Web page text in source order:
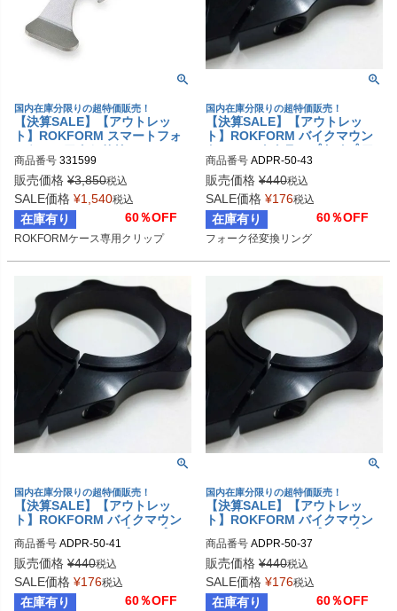
国内在庫分限りの超特価販売！
【決算SALE】【アウトレッ
ト】ROKFORM スマートフォ
ンケースアクセサリー ROKMEI
STER CLIP
商品番号 331599
販売価格 ¥3,850税込
SALE価格 ¥1,540税込
在庫有り 60％OFF
ROKFORMケース専用クリップ
国内在庫分限りの超特価販売！
【決算SALE】【アウトレッ
ト】ROKFORM バイクマウン
ト フォーククランプタイプ ア
ダプターリング 43ミリ変換
商品番号 ADPR-50-43
販売価格 ¥440税込
SALE価格 ¥176税込
在庫有り 60％OFF
フォーク径変換リング
国内在庫分限りの超特価販売！
【決算SALE】【アウトレッ
ト】ROKFORM バイクマウン
ダプターリング 41ミリ変換
商品番号 ADPR-50-41
販売価格 ¥440税込
SALE価格 ¥176税込
在庫有り 60％OFF
国内在庫分限りの超特価販売！
【決算SALE】【アウトレッ
ト】ROKFORM バイクマウン
ダプターリング 37ミリ変換
商品番号 ADPR-50-37
販売価格 ¥440税込
SALE価格 ¥176税込
在庫有り 60％OFF